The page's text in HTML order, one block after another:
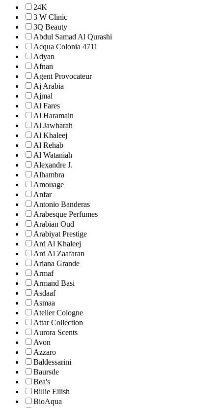
24K
3 W Clinic
3Q Beauty
Abdul Samad Al Qurashi
Acqua Colonia 4711
Adyan
Afnan
Agent Provocateur
Aj Arabia
Ajmal
Al Fares
Al Haramain
Al Jawharah
Al Khaleej
Al Rehab
Al Wataniah
Alexandre J.
Alhambra
Amouage
Anfar
Antonio Banderas
Arabesque Perfumes
Arabian Oud
Arabiyat Prestige
Ard Al Khaleej
Ard Al Zaafaran
Ariana Grande
Armaf
Armand Basi
Asdaaf
Asmaa
Atelier Cologne
Attar Collection
Aurora Scents
Avon
Azzaro
Baldessarini
Baursde
Bea's
Billie Eilish
BioAqua